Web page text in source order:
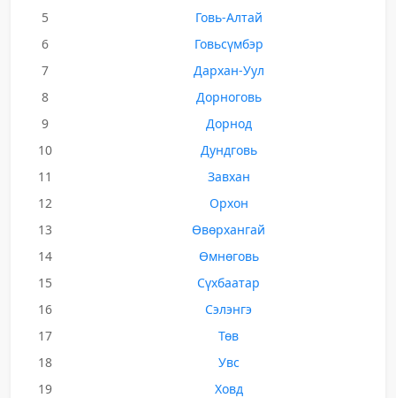
5
Говь-Алтай
6
Говьсүмбэр
7
Дархан-Уул
8
Дорноговь
9
Дорнод
10
Дундговь
11
Завхан
12
Орхон
13
Өвөрхангай
14
Өмнөговь
15
Сүхбаатар
16
Сэлэнгэ
17
Төв
18
Увс
19
Ховд